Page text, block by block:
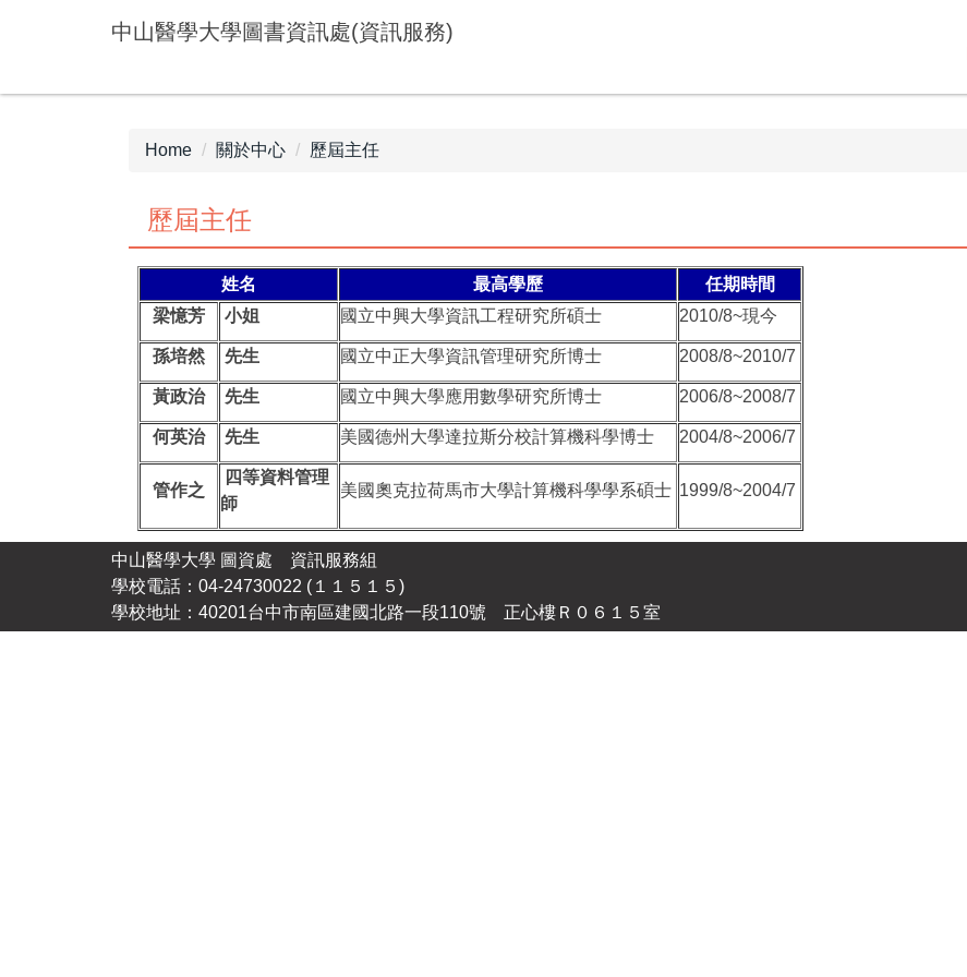
main
中山醫學大學圖書資訊處(資訊服務)
Home 關於中心 歷屆主任
歷屆主任
姓名 最高學歷
任期時間
梁憶芳
小姐 國立中興大學資訊工程研究所碩士 2010/8~現今
孫培然 先生 國立中正大學資訊管理研究所博士 2008/8~2010/7
黃政治 先生 國立中興大學應用數學研究所博士 2006/8~2008/7
何英治 先生 美國德州大學達拉斯分校計算機科學博士 2004/8~2006/7
管作之
四等資料管理
師
美國奧克拉荷馬市大學計算機科學學系碩士 1999/8~2004/7
中山醫學大學 圖資處 資訊服務組
學校電話：04-24730022 (１１５１５)
學校地址：40201台中市南區建國北路一段110號 正心樓Ｒ０６１５室